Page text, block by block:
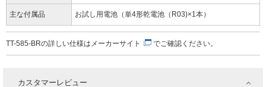
主な付属品 お試し用電池（単4形乾電池（R03)×1本）
TT-585-BRの詳しい仕様は メーカーサイト でご確認ください。
カスタマーレビュー